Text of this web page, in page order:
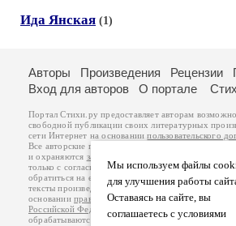
Ида Янская (1)
Мы используем файлы
для улучшения работы
Оставаясь на сайте, вы
соглашаетесь с условиями
Авторы Произведения Рецензии
Вход для авторов
О портале
Портал Стихи.ру предоставляет авторам
свободной публикации своих литературных
сети Интернет на основаниипользовательского
Все авторские права на произведения принадлежат
и охраняются законом
. Перепечатка
только с согласия его автора, к которому вы
обратиться на его авторской странице.
тексты произведений авторы несут самостоятельно
основанииправил публикацииизаконодательства
Российской Федерации
обрабатываются на основанииПолитики